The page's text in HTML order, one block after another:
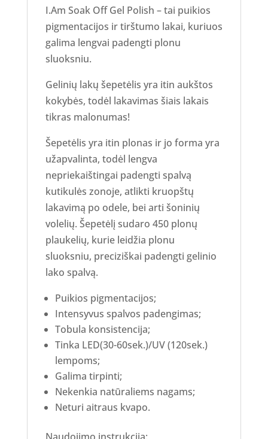
I.Am Soak Off Gel Polish – tai puikios
pigmentacijos ir tirštumo lakai, kuriuos
galima lengvai padengti plonu
sluoksniu.
Gelinių lakų šepetėlis yra itin aukštos
kokybės, todėl lakavimas šiais lakais
tikras malonumas!
Šepetėlis yra itin plonas ir jo forma yra
užapvalinta, todėl lengva
nepriekaištingai padengti spalvą
kutikulės zonoje, atlikti kruopštų
lakavimą po odele, bei arti šoninių
volelių. Šepetėlį sudaro 450 plonų
plaukelių, kurie leidžia plonu
sluoksniu, preciziškai padengti gelinio
lako spalvą.
Puikios pigmentacijos;
Intensyvus spalvos padengimas;
Tobula konsistencija;
Tinka LED(30-60sek.)/UV (120sek.)
lempoms;
Galima tirpinti;
Nekenkia natūraliems nagams;
Neturi aitraus kvapo.